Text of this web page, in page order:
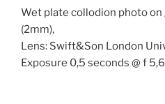
Wet plate collodion photo on
(2mm),
Lens: Swift&Son London
Exposure 0,5 seconds @ f 5,6